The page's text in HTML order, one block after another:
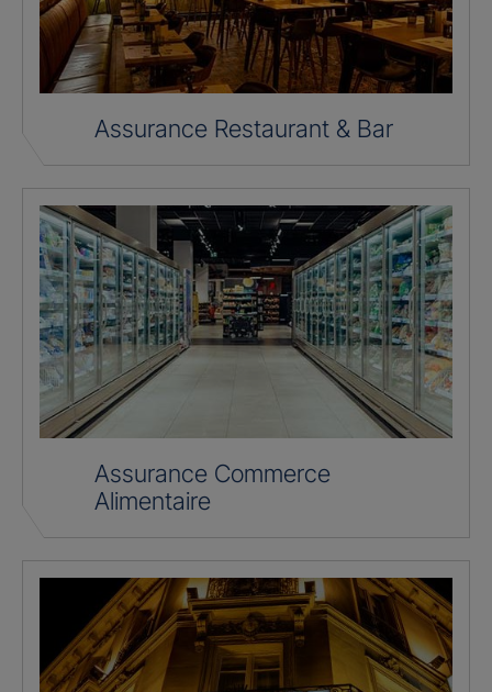
Assurance Restaurant & Bar
Assurance Commerce
Alimentaire